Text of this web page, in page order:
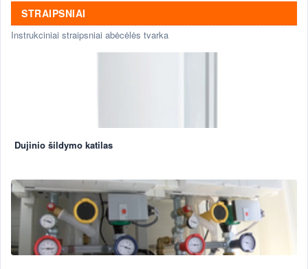
STRAIPSNIAI
Instrukciniai straipsniai abėcėlės tvarka
Dujinio šildymo katilas